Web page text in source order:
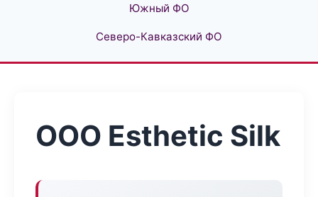
Южный ФО
Северо-Кавказский ФО
ООО Esthetic Silk